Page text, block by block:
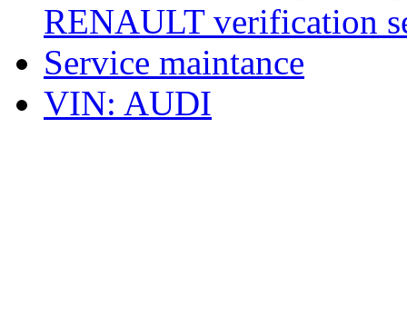
RENAULT verification
Service maintance
VIN: AUDI